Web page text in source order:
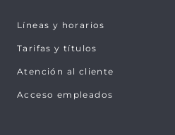
Líneas y horarios
Tarifas y títulos
Atención al cliente
Acceso empleados